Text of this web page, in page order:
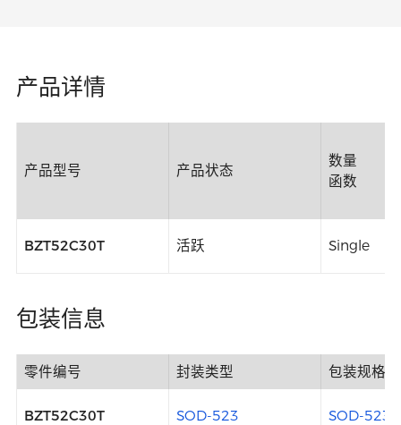
产品详情
产品型号 产品状态
数量
函数
BZT52C30T 活跃 Single
包装信息
零件编号 封装类型 包装规格
BZT52C30T SOD-523 SOD-523